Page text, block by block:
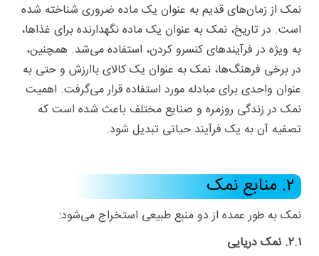
نمک از زمان‌های قدیم به عنوان یک ماده ضروری شناخته شده
است. در تاریخ، نمک به عنوان یک ماده نگهدارنده برای غذاها،
به ویژه در فرآیندهای کنسرو کردن، استفاده می‌شد. همچنین،
در برخی فرهنگ‌ها، نمک به عنوان یک کالای باارزش و حتی به
عنوان واحدی برای مبادله مورد استفاده قرار می‌گرفت. اهمیت
نمک در زندگی روزمره و صنایع مختلف باعث شده است که
تصفیه آن به یک فرآیند حیاتی تبدیل شود.
۲. منابع نمک
نمک به طور عمده از دو منبع طبیعی استخراج می‌شود:
۲.۱. نمک دریایی